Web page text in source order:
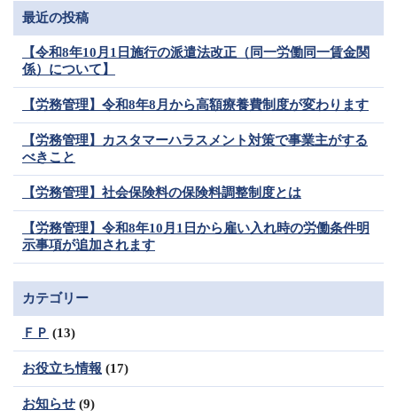
最近の投稿
【令和8年10月1日施行の派遣法改正（同一労働同一賃金関
係）について】
【労務管理】令和8年8月から高額療養費制度が変わります
【労務管理】カスタマーハラスメント対策で事業主がする
べきこと
【労務管理】社会保険料の保険料調整制度とは
【労務管理】令和8年10月1日から雇い入れ時の労働条件明
示事項が追加されます
カテゴリー
ＦＰ (13)
お役立ち情報 (17)
お知らせ (9)